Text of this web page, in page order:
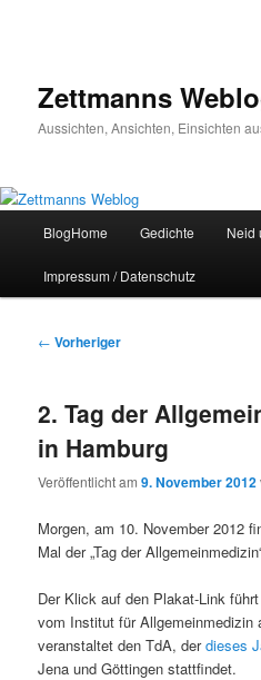
Zettmanns
Aussichten, Ansichten, Einsichten
BlogHome Gedichte Neid
Impressum / Datenschutz
Beitragsnavigation
← Vorheriger
2. Tag der
in Hamburg
Veröffentlicht am9. November 2012
Morgen, am 10. November 2012
Mal der „Tag der
Der Klick auf den Plakat-Link
vom Institut für Allgemeinmedizin
veranstaltet den TdA, derdieses
Jena und Göttingen stattfindet.